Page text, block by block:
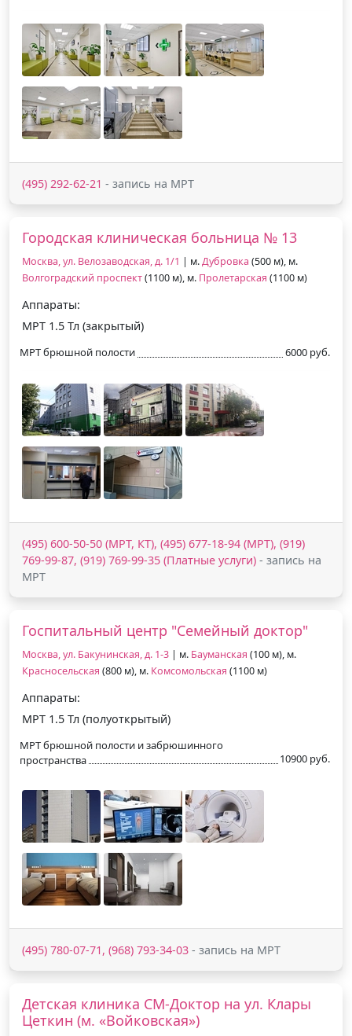
(495) 292-62-21 - запись на МРТ
Городская клиническая больница № 13
Москва, ул. Велозаводская, д. 1/1 | м.Дубровка (500 м), м.
Волгоградский проспект(1100 м), м. Пролетарская (1100 м)
Аппараты:
МРТ 1.5 Тл (закрытый)
МРТ брюшной полости 6000 руб.
(495) 600-50-50 (МРТ, КТ), (495) 677-18-94 (МРТ), (919)
769-99-87, (919) 769-99-35 (Платные услуги) - запись на
МРТ
Госпитальный центр "Семейный доктор"
Москва, ул. Бакунинская, д. 1-3 | м. Бауманская (100 м), м.
Красносельская (800 м), м. Комсомольская (1100 м)
Аппараты:
МРТ 1.5 Тл (полуоткрытый)
МРТ брюшной полости и забрюшинного
пространства
10900 руб.
(495) 780-07-71, (968) 793-34-03 - запись на МРТ
Детская клиника СМ-Доктор на ул. Клары
Цеткин (м. «Войковская»)